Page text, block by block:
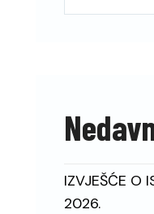
IZVJEŠĆE O
2026.